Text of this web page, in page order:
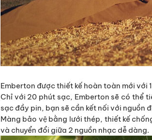
Emberton được thiết kế hoàn toàn mới
Chỉ với 20 phút sạc, Emberton sẽ có thể
sạc đầy pin, bạn sẽ cần kết nối với nguồn
Màng bảo vệ bằng lưới thép, thiết kế
và chuyển đổi giữa 2 nguồn nhạc dễ dàng.